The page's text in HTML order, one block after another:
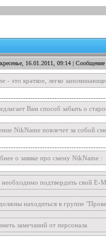
16.01.2011, 09:14 | Сообщение
- это краткое, легко
Вам способ забыть о
NikName повлечет за собой
о заявке про смену NikName :
подтвердить свой E-
находиться в группе
замечаний от персонала